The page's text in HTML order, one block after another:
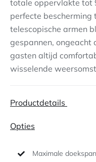
totale oppervlakte tot
perfecte bescherming
telescopische armen
gespannen,
gasten altijd
wisselende
Productdetails
Opties
Maximale